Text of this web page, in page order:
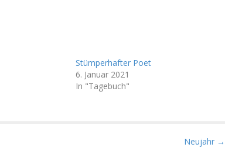
Stümperhafter Poet
6. Januar 2021
In "Tagebuch"
Neujahr →